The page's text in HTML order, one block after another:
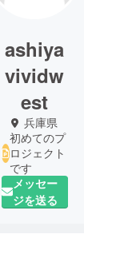
ashiya
vividw
est
兵庫県
初めてのプ
ロジェクト
です
メッセー
ジを送る